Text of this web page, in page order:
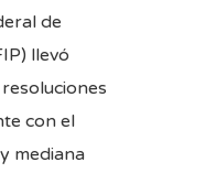
de
llevó
con el
mediana